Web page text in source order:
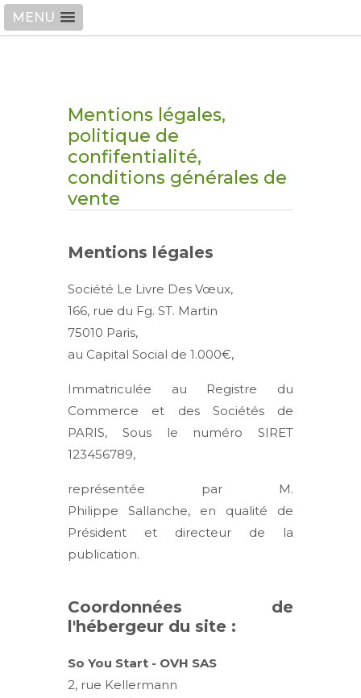
MENU
Mentions légales,
politique de
confifentialité,
conditions générales de
vente
Mentions légales
Société Le Livre Des Vœux,
166, rue du Fg. ST. Martin
75010 Paris,
au Capital Social de 1.000€,
Immatriculée au Registre du
Commerce et des Sociétés de
PARIS, Sous le numéro SIRET
123456789,
représentée par M.
Philippe Sallanche, en qualité de
Président et directeur de la
publication.
Coordonnées de
l'hébergeur du site :
So You Start - OVH SAS
2, rue Kellermann